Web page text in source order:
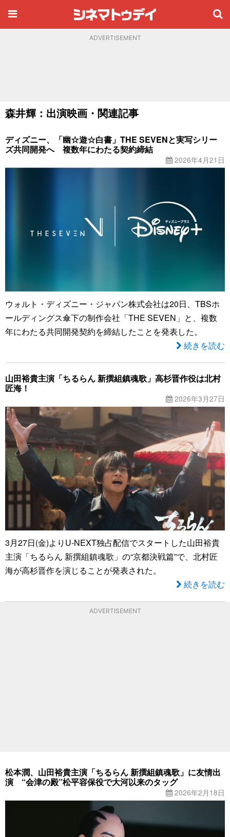
ADVERTISEMENT
森井輝：出演映画・関連記事
ディズニー、「幽☆遊☆白書」THE SEVENと実写シリー
ズ共同開発へ 複数年にわたる契約締結
2026年4月21日
ウォルト・ディズニー・ジャパン株式会社は20日、TBSホ
ールディングス傘下の制作会社「THE SEVEN」と、複数
年にわたる共同開発契約を締結したことを発表した。
続きを読む
山田裕貴主演「ちるらん 新撰組鎮魂歌」高杉晋作役は北村
匠海！
2026年3月27日
3月27日(金)よりU-NEXT独占配信でスタートした山田裕貴
主演「ちるらん 新撰組鎮魂歌」の“京都決戦篇”で、北村匠
海が高杉晋作を演じることが発表された。
続きを読む
ADVERTISEMENT
松本潤、山田裕貴主演「ちるらん 新撰組鎮魂歌」に友情出
演 “会津の殿”松平容保役で大河以来のタッグ
2026年2月18日